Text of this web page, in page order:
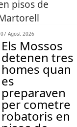
07 Agost 2026
Els Mossos
detenen tres
homes quan
es
preparaven
per cometre
robatoris en